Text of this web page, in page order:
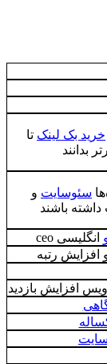
خرید بک لینک تا
بدانند
سئوسایت و
باشند
انگلیسی ceo
افزایش رتبه
افزایش بازدید
سایت